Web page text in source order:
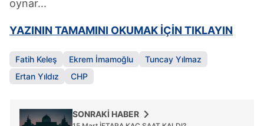
oynar...
YAZININ TAMAMINI OKUMAK İÇİN TIKLAYIN
Fatih Keleş Ekrem İmamoğlu
Tuncay Yılmaz
Ertan Yıldız
CHP
SONRAKİ HABER